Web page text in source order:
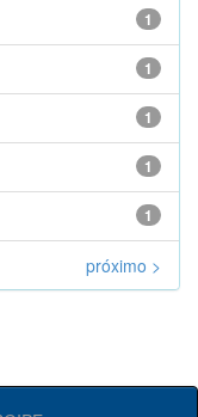
1
1
1
1
1
próximo >